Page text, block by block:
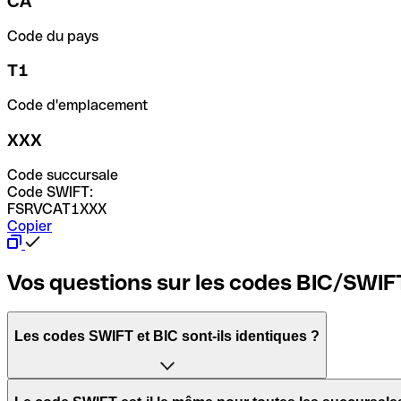
Code du pays
T1
Code d'emplacement
XXX
Code succursale
Code SWIFT:
FSRVCAT1XXX
Copier
Vos questions sur les codes BIC/
Les codes SWIFT et BIC sont-ils identiques ?